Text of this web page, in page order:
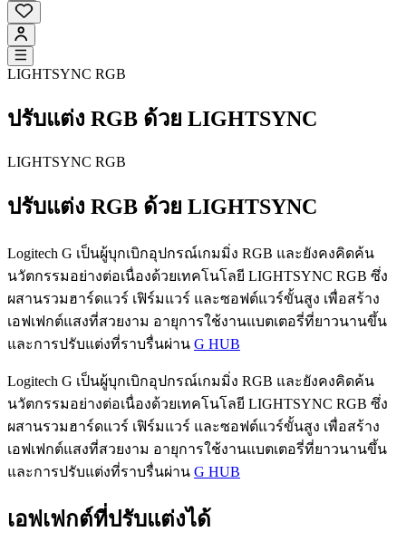
LIGHTSYNC RGB
ปรับแต่ง RGB ด้วย LIGHTSYNC
LIGHTSYNC RGB
ปรับแต่ง RGB ด้วย LIGHTSYNC
Logitech G เป็นผู้บุกเบิกอุปกรณ์เกมมิ่ง RGB และยังคงคิดค้น
นวัตกรรมอย่างต่อเนื่องด้วยเทคโนโลยี LIGHTSYNC RGB ซึ่ง
ผสานรวมฮาร์ดแวร์ เฟิร์มแวร์ และซอฟต์แวร์ขั้นสูง เพื่อสร้าง
เอฟเฟกต์แสงที่สวยงาม อายุการใช้งานแบตเตอรี่ที่ยาวนานขึ้น
และการปรับแต่งที่ราบรื่นผ่าน G HUB
Logitech G เป็นผู้บุกเบิกอุปกรณ์เกมมิ่ง RGB และยังคงคิดค้น
นวัตกรรมอย่างต่อเนื่องด้วยเทคโนโลยี LIGHTSYNC RGB ซึ่ง
ผสานรวมฮาร์ดแวร์ เฟิร์มแวร์ และซอฟต์แวร์ขั้นสูง เพื่อสร้าง
เอฟเฟกต์แสงที่สวยงาม อายุการใช้งานแบตเตอรี่ที่ยาวนานขึ้น
และการปรับแต่งที่ราบรื่นผ่าน G HUB
เอฟเฟกต์ที่ปรับแต่งได้